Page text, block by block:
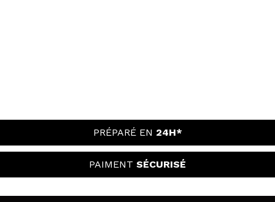
PRÉPARÉ EN 24H*
PAIMENT SÉCURISÉ